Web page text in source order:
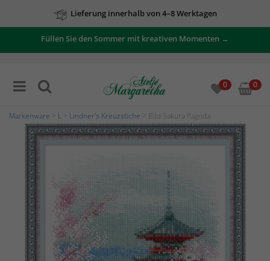
Lieferung innerhalb von 4–8 Werktagen
Füllen Sie den Sommer mit kreativen Momenten →
0 0
Markenware L Lindner's Kreuzstiche > Bild Sakura Pagoda